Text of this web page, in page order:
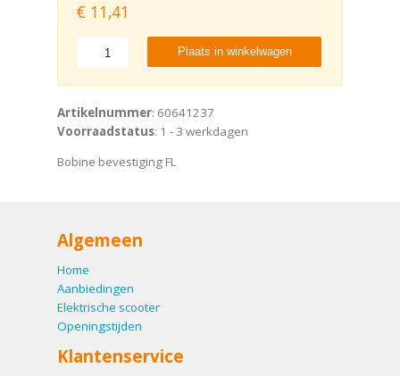
€ 11,41
Plaats in winkelwagen
Artikelnummer: 60641237
Voorraadstatus: 1 - 3 werkdagen
Bobine bevestiging FL
Algemeen
Home
Aanbiedingen
Elektrische scooter
Openingstijden
Klantenservice